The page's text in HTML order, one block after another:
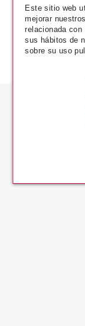
Este sitio web
mejorar
relacionada
sus hábitos de
sobre su uso